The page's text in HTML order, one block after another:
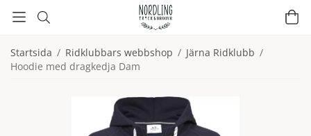
Startsida / Ridklubbars webbshop / Järna Ridklubb /
Hoodie med dragkedja Dam